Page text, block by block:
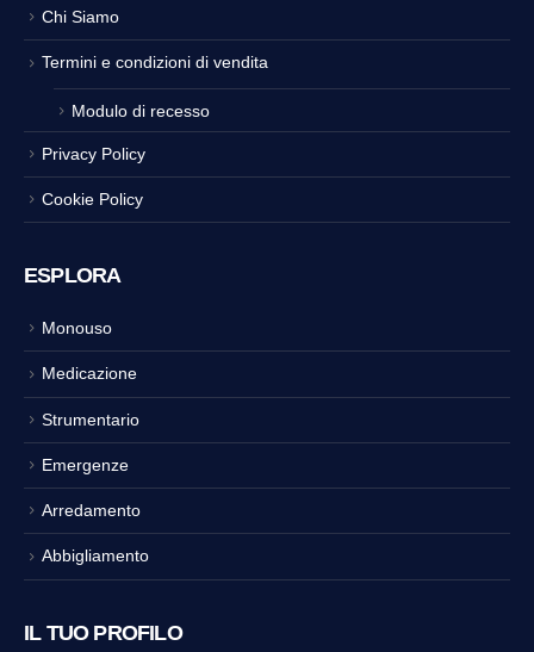
Chi Siamo
Termini e condizioni di vendita
Modulo di recesso
Privacy Policy
Cookie Policy
ESPLORA
Monouso
Medicazione
Strumentario
Emergenze
Arredamento
Abbigliamento
IL TUO PROFILO